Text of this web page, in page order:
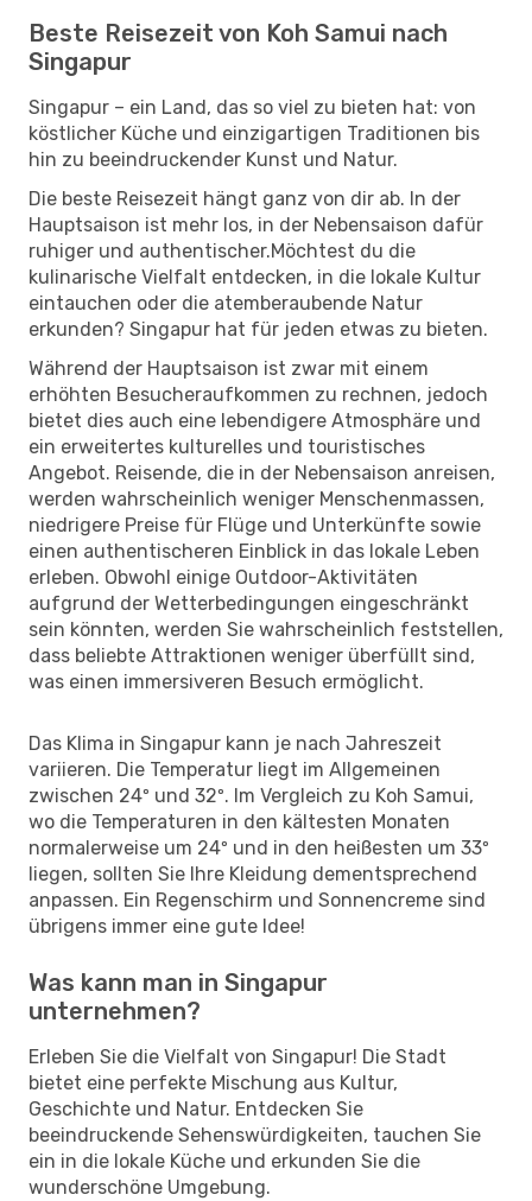
Beste Reisezeit von Koh Samui nach
Singapur
Singapur – ein Land, das so viel zu bieten hat: von
köstlicher Küche und einzigartigen Traditionen bis
hin zu beeindruckender Kunst und Natur.
Die beste Reisezeit hängt ganz von dir ab. In der
Hauptsaison ist mehr los, in der Nebensaison dafür
ruhiger und authentischer.Möchtest du die
kulinarische Vielfalt entdecken, in die lokale Kultur
eintauchen oder die atemberaubende Natur
erkunden? Singapur hat für jeden etwas zu bieten.
Während der Hauptsaison ist zwar mit einem
erhöhten Besucheraufkommen zu rechnen, jedoch
bietet dies auch eine lebendigere Atmosphäre und
ein erweitertes kulturelles und touristisches
Angebot. Reisende, die in der Nebensaison anreisen,
werden wahrscheinlich weniger Menschenmassen,
niedrigere Preise für Flüge und Unterkünfte sowie
einen authentischeren Einblick in das lokale Leben
erleben. Obwohl einige Outdoor-Aktivitäten
aufgrund der Wetterbedingungen eingeschränkt
sein könnten, werden Sie wahrscheinlich feststellen,
dass beliebte Attraktionen weniger überfüllt sind,
was einen immersiveren Besuch ermöglicht.
Das Klima in Singapur kann je nach Jahreszeit
variieren. Die Temperatur liegt im Allgemeinen
zwischen 24º und 32º. Im Vergleich zu Koh Samui,
wo die Temperaturen in den kältesten Monaten
normalerweise um 24º und in den heißesten um 33º
liegen, sollten Sie Ihre Kleidung dementsprechend
anpassen. Ein Regenschirm und Sonnencreme sind
übrigens immer eine gute Idee!
Was kann man in Singapur
unternehmen?
Erleben Sie die Vielfalt von Singapur! Die Stadt
bietet eine perfekte Mischung aus Kultur,
Geschichte und Natur. Entdecken Sie
beeindruckende Sehenswürdigkeiten, tauchen Sie
ein in die lokale Küche und erkunden Sie die
wunderschöne Umgebung.